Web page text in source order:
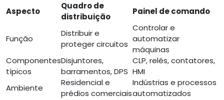
Aspecto
Quadro de
distribuição
Painel de comando
Função
Distribuir e
proteger circuitos
Controlar e
automatizar
máquinas
Componentes
típicos
Disjuntores,
barramentos, DPS
CLP, relés, contatores,
HMI
Ambiente
Residencial e
prédios comerciais
Indústrias e processos
automatizados